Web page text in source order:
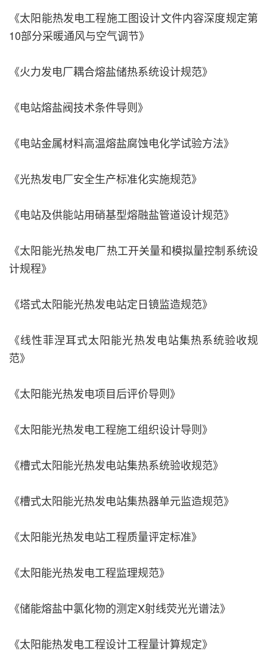
《太阳能热发电工程施工图设计文件内容深度规定第
10部分采暖通风与空气调节》
《火力发电厂耦合熔盐储热系统设计规范》
《电站熔盐阀技术条件导则》
《电站金属材料高温熔盐腐蚀电化学试验方法》
《光热发电厂安全生产标准化实施规范》
《电站及供能站用硝基型熔融盐管道设计规范》
《太阳能光热发电厂热工开关量和模拟量控制系统设
计规程》
《塔式太阳能光热发电站定日镜监造规范》
《线性菲涅耳式太阳能光热发电站集热系统验收规
范》
《太阳能光热发电项目后评价导则》
《太阳能光热发电工程施工组织设计导则》
《槽式太阳能光热发电站集热系统验收规范》
《槽式太阳能光热发电站集热器单元监造规范》
《太阳能光热发电站工程质量评定标准》
《太阳能光热发电工程监理规范》
《储能熔盐中氯化物的测定X射线荧光光谱法》
《太阳能热发电工程设计工程量计算规定》